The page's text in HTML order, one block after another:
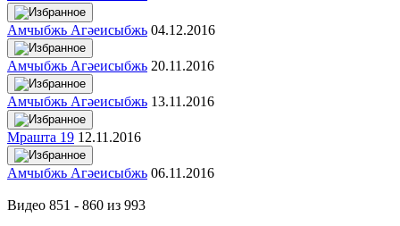
Амчыбжь Агәеисыбжь 04.12.2016
Амчыбжь Агәеисыбжь 20.11.2016
Амчыбжь Агәеисыбжь 13.11.2016
Мрашта 19 12.11.2016
Амчыбжь Агәеисыбжь 06.11.2016
Видео 851 - 860 из 993